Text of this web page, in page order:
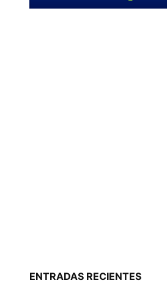
ENTRADAS RECIENTES